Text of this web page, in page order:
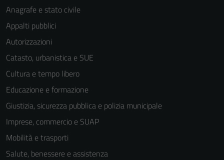
Anagrafe e stato civile
Appalti pubblici
Autorizzazioni
Catasto, urbanistica e SUE
Cultura e tempo libero
Educazione e formazione
Giustizia, sicurezza pubblica e polizia municipale
Imprese, commercio e SUAP
Mobilità e trasporti
Salute, benessere e assistenza